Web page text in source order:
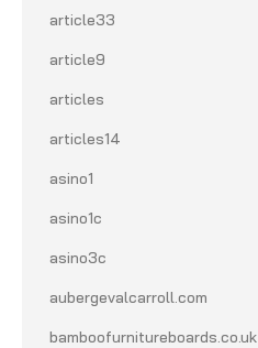
article33
article9
articles
articles14
asino1
asino1c
asino3c
aubergevalcarroll.com
bamboofurnitureboards.co.uk